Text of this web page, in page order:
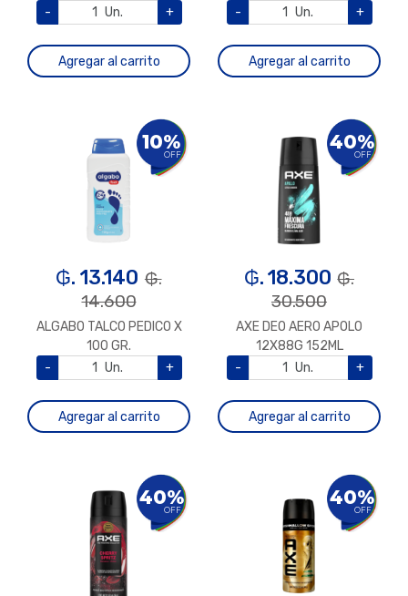
-
Un. +
Agregar al carrito
-
Un. +
Agregar al carrito
10%
OFF
₲. 13.140 ₲.
14.600
ALGABO TALCO PEDICO X
100 GR.
-
Un. +
Agregar al carrito
40%
OFF
₲. 18.300 ₲.
30.500
AXE DEO AERO APOLO
12X88G 152ML
-
Un. +
Agregar al carrito
40%
OFF
40%
OFF